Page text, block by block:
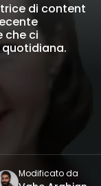
di content
che ci
Modificato da